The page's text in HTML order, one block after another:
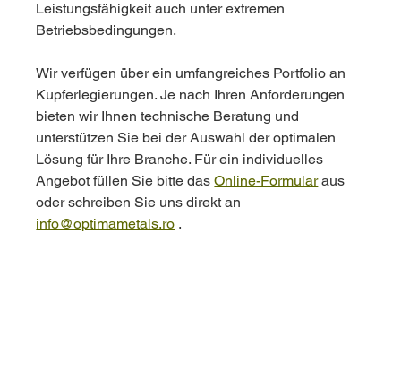
Leistungsfähigkeit auch unter extremen
Betriebsbedingungen.
Wir verfügen über ein umfangreiches Portfolio an
Kupferlegierungen. Je nach Ihren Anforderungen
bieten wir Ihnen technische Beratung und
unterstützen Sie bei der Auswahl der optimalen
Lösung für Ihre Branche. Für ein individuelles
Angebot füllen Sie bitte das Online-Formular aus
oder schreiben Sie uns direkt an
info@optimametals.ro .